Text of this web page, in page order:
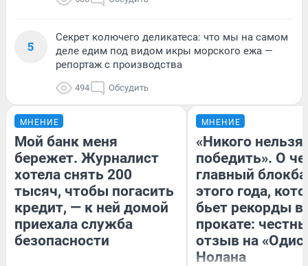
5
Секрет колючего деликатеса: что мы на самом
деле едим под видом икры морского ежа —
репортаж с производства
494 Обсудить
МНЕНИЕ
Мой банк меня
бережет. Журналист
хотела снять 200
тысяч, чтобы погасить
кредит, — к ней домой
приехала служба
безопасности
МНЕНИЕ
«Никого нельзя
победить». О
главный
этого года,
бьет рекорды в
прокате:
отзыв на
Нолана